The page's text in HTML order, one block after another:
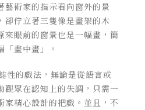
藝術家的指示看向窗外的景
卻佇立著三隻像是畫架的木
來眼前的窗景也是一幅畫，簡
畫中畫」。
的戲法，無論是從語言或
觀眾在認知上的失調，只需一
家精心設計的把戲。並且，不